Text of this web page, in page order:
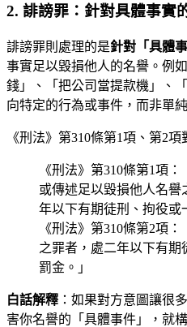
2. 誹謗罪：針對具體事實
誹謗罪則處理的是針對「具體
事實足以毀損他人的名譽。例
錢」、「把公司當提款機」、
向特定的行為或事件，而非單
《刑法》第310條第1項、第2項
《刑法》第310條第1項
或傳述足以毀損他人名
年以下有期徒刑、拘役或
《刑法》第310條第2項
之罪者，處二年以下有
罰金。」
白話解釋 ：如果對方意圖讓很
害你名譽的「具體事件」，就